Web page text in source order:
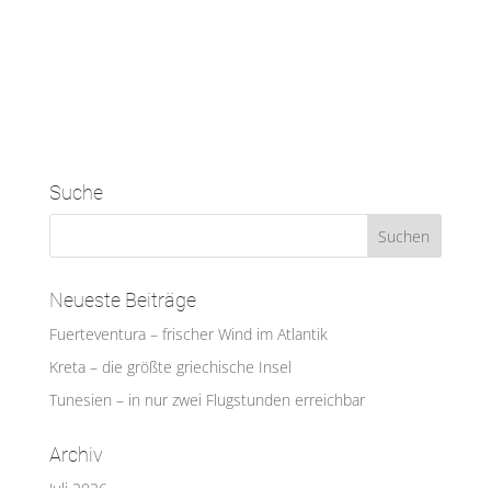
Suche
Neueste Beiträge
Fuerteventura – frischer Wind im Atlantik
Kreta – die größte griechische Insel
Tunesien – in nur zwei Flugstunden erreichbar
Archiv